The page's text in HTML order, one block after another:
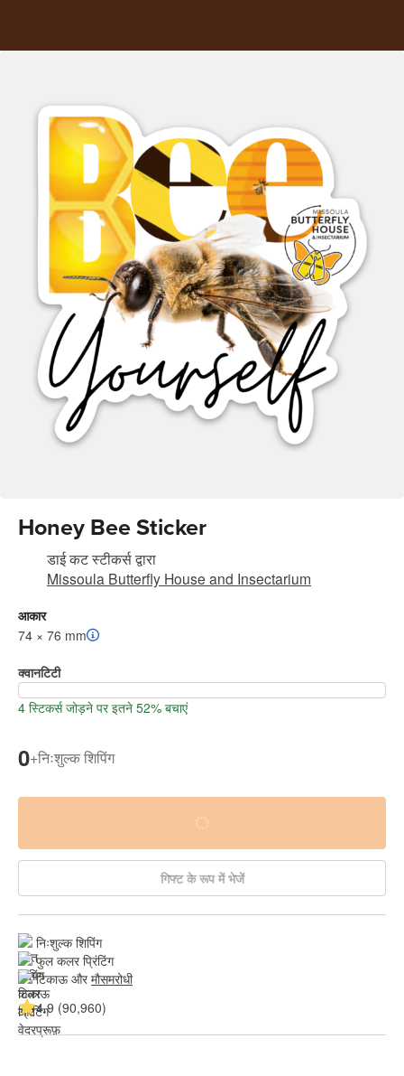
Honey Bee Sticker
डाई कट स्टीकर्सद्वारा
Missoula Butterfly House and Insectarium
आकार
74 × 76 mm
क्वानटिटी
4 स्टिकर्स जोड़ने पर इतने 52% बचाएं
0+निःशुल्क शिपिंग
गिफ्ट के रूप में भेजें
निःशुल्क शिपिंग
फुल कलर प्रिंटिंग
टिकाऊ और मौसमरोधी
4.9 (90,960)